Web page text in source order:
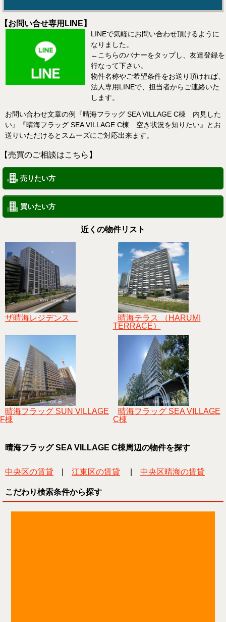
【お問い合せ専用LINE】
LINEで気軽にお問い合わせ頂けるように
なりました。
←こちらのバナーをタップし、友達登録を
行なって下さい。
物件名称やご希望条件をお送り頂ければ、
法人専用LINEで、担当者からご連絡いた
します。
お問い合わせ文章の例『晴海フラッグ SEA VILLAGE C棟 内見した
い』『晴海フラッグ SEA VILLAGE C棟 空き状況を知りたい』とお
送りいただけるとスムーズにご対応出来ます。
【売買のご相談はこちら】
売りたい方
買いたい方
近くの物件リスト
ザ晴海レジデンス
晴海テラス （HARUMI
TERRACE）
晴海フラッグ SUN VILLAGE
F棟
晴海フラッグ SEA VILLAGE
C棟
晴海フラッグ SEA VILLAGE C棟周辺の物件を探す
中央区の賃貸 江東区の賃貸 中央区晴海の賃貸
こだわり検索条件から探す